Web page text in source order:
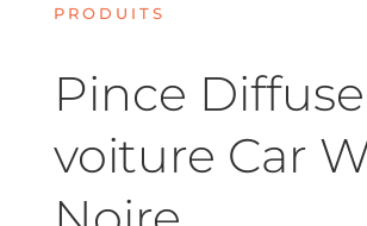
PRODUITS
Pince
voiture Car